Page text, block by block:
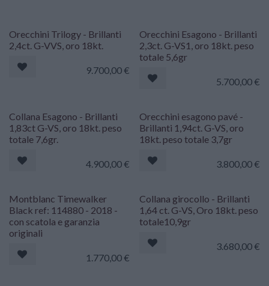
Orecchini Trilogy - Brillanti
2,4ct. G-VVS, oro 18kt.
9.700,00€
Orecchini Esagono - Brillanti
2,3ct. G-VS1, oro 18kt. peso
totale 5,6gr
5.700,00€
Collana Esagono - Brillanti
1,83ct G-VS, oro 18kt. peso
totale 7,6gr.
4.900,00€
Orecchini esagono pavé -
Brillanti 1,94ct. G-VS, oro
18kt. peso totale 3,7gr
3.800,00€
Montblanc Timewalker
Black ref: 114880 - 2018 -
con scatola e garanzia
originali
1.770,00€
Collana girocollo - Brillanti
1,64 ct. G-VS, Oro 18kt. peso
totale10,9gr
3.680,00€